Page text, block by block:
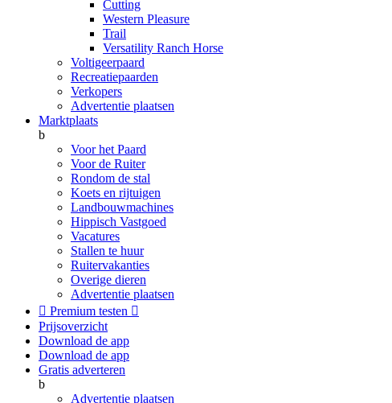
Cutting
Western Pleasure
Trail
Versatility Ranch Horse
Voltigeerpaard
Recreatiepaarden
Verkopers
Advertentie plaatsen
Marktplaats
b
Voor het Paard
Voor de Ruiter
Rondom de stal
Koets en rijtuigen
Landbouwmachines
Hippisch Vastgoed
Vacatures
Stallen te huur
Ruitervakanties
Overige dieren
Advertentie plaatsen
 Premium testen 
Prijsoverzicht
Download de app
Download de app
Gratis adverteren
b
Advertentie plaatsen